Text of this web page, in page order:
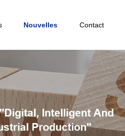
Nouvelles Contact